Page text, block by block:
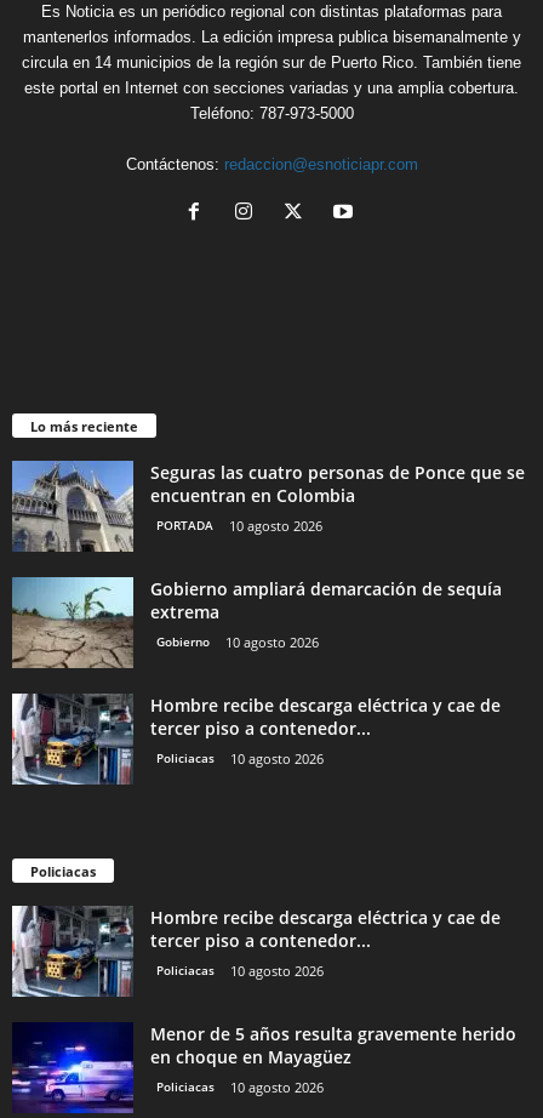
Es Noticia es un periódico regional con distintas plataformas para
mantenerlos informados. La edición impresa publica bisemanalmente y
circula en 14 municipios de la región sur de Puerto Rico. También tiene
este portal en Internet con secciones variadas y una amplia cobertura.
Teléfono: 787-973-5000
Contáctenos: redaccion@esnoticiapr.com
Lo más reciente
Seguras las cuatro personas de Ponce que se
encuentran en Colombia
PORTADA 10 agosto 2026
Gobierno ampliará demarcación de sequía
extrema
Gobierno 10 agosto 2026
Hombre recibe descarga eléctrica y cae de
tercer piso a contenedor...
Policiacas 10 agosto 2026
Policiacas
Hombre recibe descarga eléctrica y cae de
tercer piso a contenedor...
Policiacas 10 agosto 2026
Menor de 5 años resulta gravemente herido
en choque en Mayagüez
Policiacas 10 agosto 2026